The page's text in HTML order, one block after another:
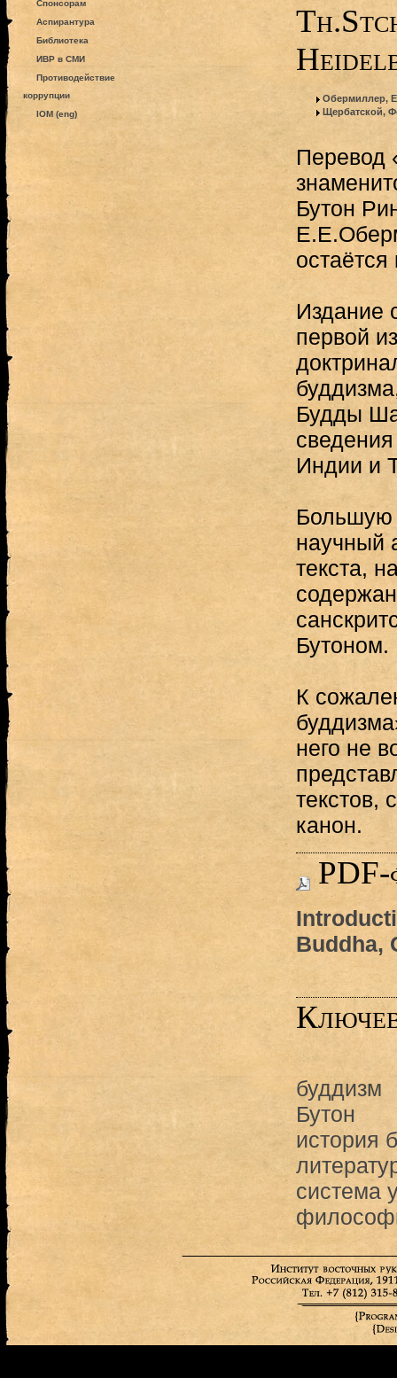
Спонсорам
Аспирантура
Библиотека
ИВР в СМИ
Противодействие
коррупции
IOM (eng)
Обермиллер,
Щербатской,
Перевод
Бутон
Издание
первой
Будды
Индии и
Большую
научный
текста,
Бутоном.
К
него не
текстов,
канон.
PDF-
Buddha,
буддизм
Бутон
история
система